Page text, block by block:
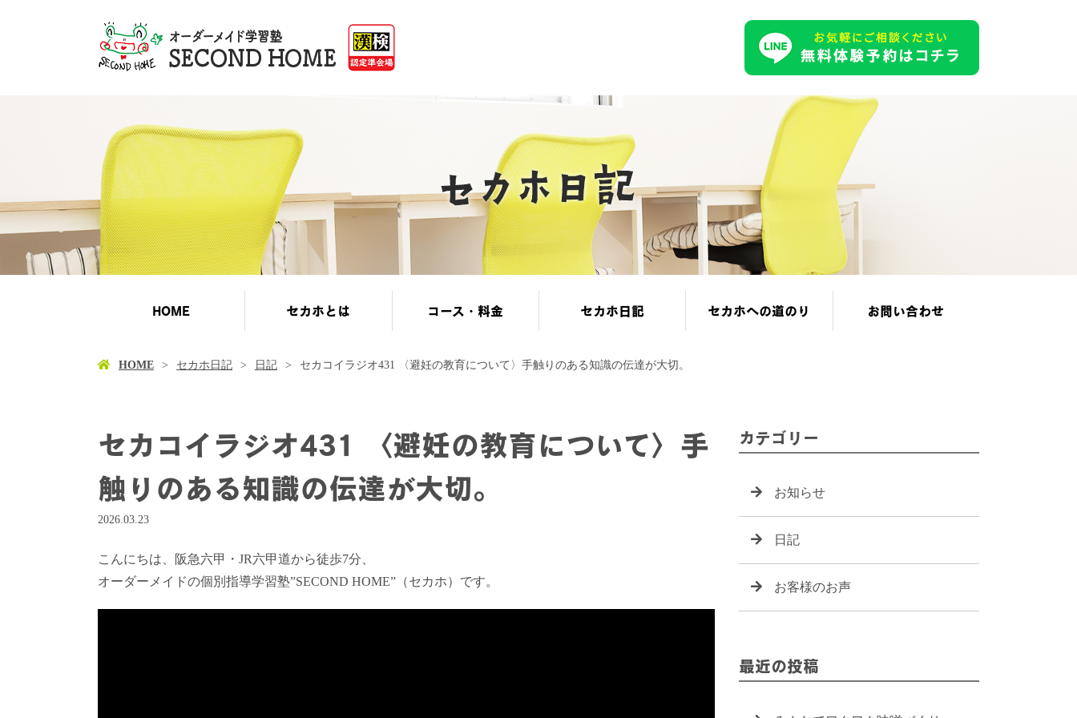
HOME セカホとは コース・料金 セカホ日記 セカホへの道のり お問い合わせ
HOME セカホ日記 日記 セカコイラジオ431 〈避妊の教育について〉手触りのある知識の伝達が大切。
セカコイラジオ431 〈避妊の教育について〉手
触りのある知識の伝達が大切。
2026.03.23
こんにちは、阪急六甲・JR六甲道から徒歩7分、
オーダーメイドの個別指導学習塾”SECOND HOME”（セカホ）です。
カテゴリー
お知らせ
日記
お客様のお声
最近の投稿